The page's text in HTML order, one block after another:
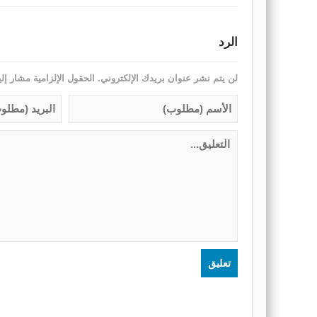
الرد
لن يتم نشر عنوان بريدك الإلكتروني. الحقول الإلزامية مشار